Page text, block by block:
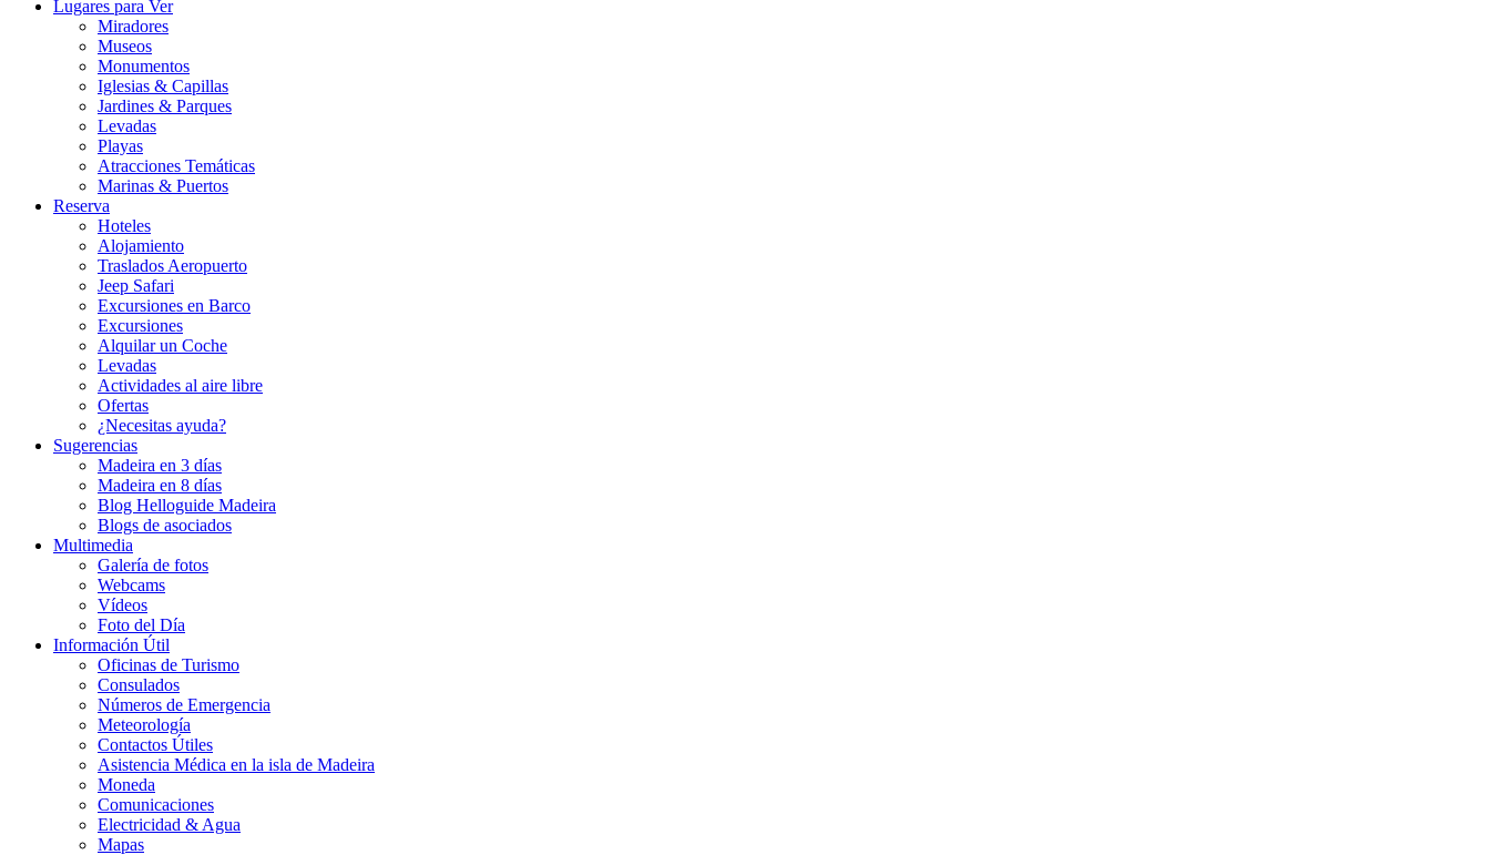
Lugares para Ver
Miradores
Museos
Monumentos
Iglesias & Capillas
Jardines & Parques
Levadas
Playas
Atracciones Temáticas
Marinas & Puertos
Reserva
Hoteles
Alojamiento
Traslados Aeropuerto
Jeep Safari
Excursiones en Barco
Excursiones
Alquilar un Coche
Levadas
Actividades al aire libre
Ofertas
¿Necesitas ayuda?
Sugerencias
Madeira en 3 días
Madeira en 8 días
Blog Helloguide Madeira
Blogs de asociados
Multimedia
Galería de fotos
Webcams
Vídeos
Foto del Día
Información Útil
Oficinas de Turismo
Consulados
Números de Emergencia
Meteorología
Contactos Útiles
Asistencia Médica en la isla de Madeira
Moneda
Comunicaciones
Electricidad & Agua
Mapas